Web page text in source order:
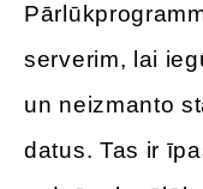
serverim, lai
un neizmanto
datus. Tas ir